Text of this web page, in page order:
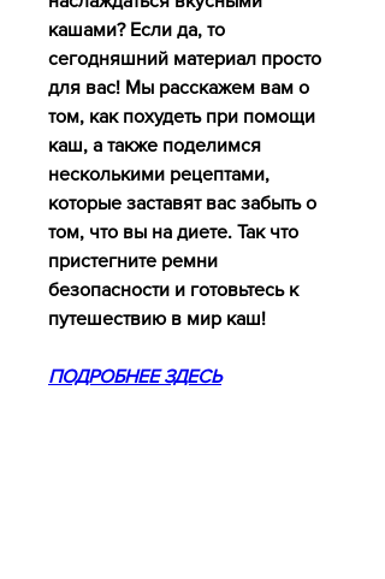
кашами? Если да, то
сегодняшний материал просто
для вас! Мы расскажем вам о
том, как похудеть при помощи
каш, а также поделимся
несколькими рецептами,
которые заставят вас забыть о
том, что вы на диете. Так что
пристегните ремни
безопасности и готовьтесь к
путешествию в мир каш!
ПОДРОБНЕЕ ЗДЕСЬ